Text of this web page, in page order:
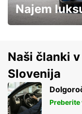
Najem
Naši članki
Slovenija
Preberite